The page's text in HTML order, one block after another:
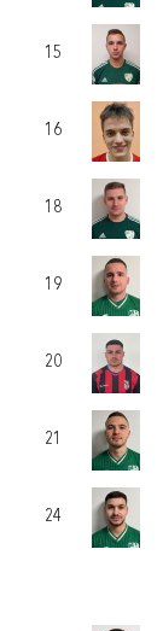
15
16
18
19
20
21
24